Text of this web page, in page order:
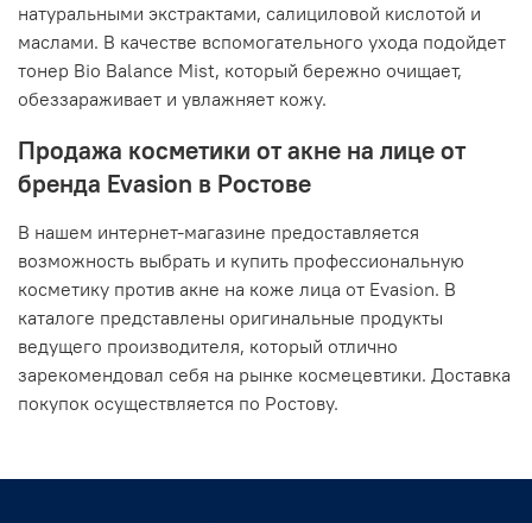
натуральными экстрактами, салициловой кислотой и
маслами. В качестве вспомогательного ухода подойдет
тонер Bio Balance Mist, который бережно очищает,
обеззараживает и увлажняет кожу.
Продажа косметики от акне на лице от
бренда Evasion в Ростове
В нашем интернет-магазине предоставляется
возможность выбрать и купить профессиональную
косметику против акне на коже лица от Evasion. В
каталоге представлены оригинальные продукты
ведущего производителя, который отлично
зарекомендовал себя на рынке космецевтики. Доставка
покупок осуществляется по Ростову.